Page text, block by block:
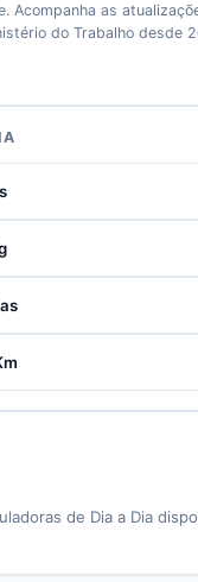
Acompanha as
do Trabalho desde
de Dia a Dia